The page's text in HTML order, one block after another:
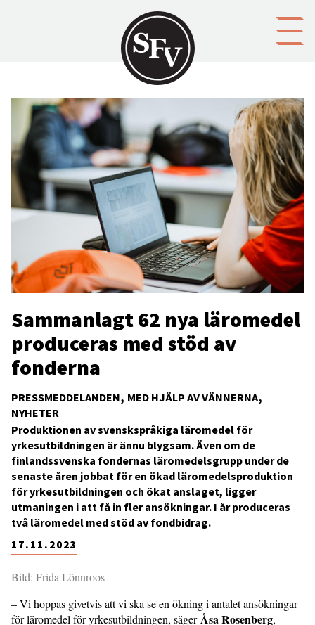
PRESSMEDDELANDEN MED HJÄLP AV VÄNNERNA
NYHETER
Sammanlagt 62 nya läromedel
produceras med stöd av
fonderna
17.11.2023
Produktionen av svenskspråkiga läromedel för
yrkesutbildningen är ännu blygsam. Även om de
finlandssvenska fondernas läromedelsgrupp under de
senaste åren jobbat för en ökad läromedelsproduktion
för yrkesutbildningen och ökat anslaget, ligger
utmaningen i att få in fler ansökningar. I år produceras
två läromedel med stöd av fondbidrag.
Bild: Frida Lönnroos
– Vi hoppas givetvis att vi ska se en ökning i antalet ansökningar
för läromedel för yrkesutbildningen, sägerÅsa Rosenberg,